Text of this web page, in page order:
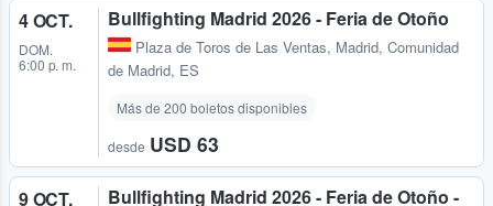
4 OCT.
DOM.
6:00 p. m.
Bullfighting Madrid 2026 - Feria de Otoño
Plaza de Toros de Las Ventas, Madrid, Comunidad
de Madrid, ES
Más de 200 boletos disponibles
desde USD 63
9 OCT. Bullfighting Madrid 2026 - Feria de Otoño -